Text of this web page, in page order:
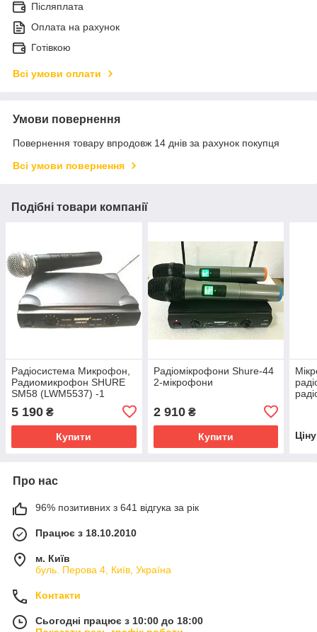
Післяплата
Оплата на рахунок
Готівкою
Всі умови оплати
Умови повернення
Повернення товару впродовж 14 днів за рахунок покупця
Всі умови повернення
Подібні товари компанії
Радіосистема Микрофон,
Радиомикрофон SHURE
SM58 (LWM5537) -1
5 190 ₴
Купити
Радіомікрофони Shure-44
2-мікрофони
2 910₴
Купити
Про нас
96% позитивних з 641 відгука за рік
Працює з 18.10.2010
м. Київ
буль. Перова 4, Київ, Україна
Контакти
Сьогодні працює з 10:00 до 18:00